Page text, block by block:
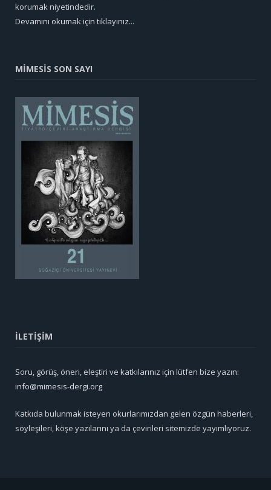
korumak niyetindedir.
Devamını okumak için tıklayınız...
MİMESİS SON SAYI
İLETİŞİM
Soru, görüş, öneri, eleştiri ve katkılarınız için lütfen bize yazın:
info@mimesis-dergi.org
Katkıda bulunmak isteyen okurlarımızdan gelen özgün haberleri,
söyleşileri, köşe yazılarını ya da çevirileri sitemizde yayımlıyoruz.